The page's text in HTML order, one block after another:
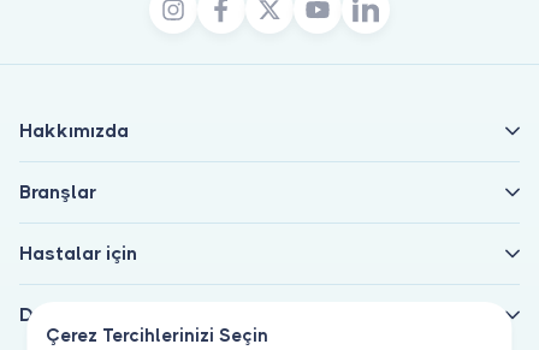
Çerez Tercihlerinizi Seçin
Hakkımızda
Branşlar
Hastalar için
Doktorlar için